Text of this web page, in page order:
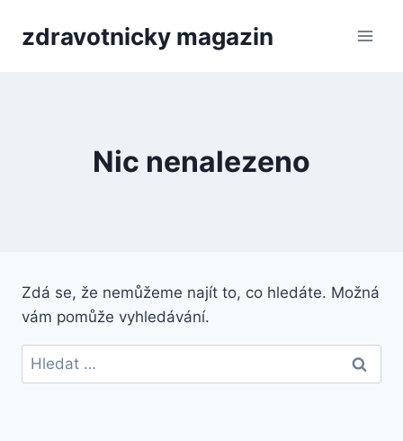
zdravotnicky magazin
Nic nenalezeno
Zdá se, že nemůžeme najít to, co hledáte. Možná
vám pomůže vyhledávání.
Vyhledávání